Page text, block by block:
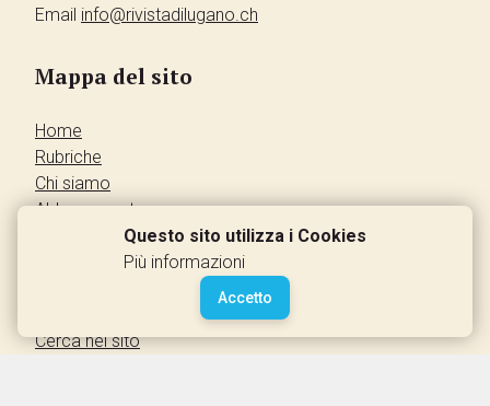
Email info@rivistadilugano.ch
Mappa del sito
Home
Rubriche
Chi siamo
Abbonamento
Annunci dei lettori
Cerca nel sito
Questo sito utilizza i Cookies
Più informazioni
Accetto